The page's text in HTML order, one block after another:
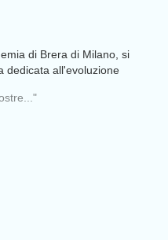
di Brera di Milano, si
dedicata all'evoluzione